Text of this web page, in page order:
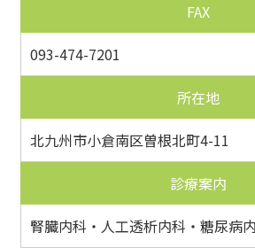
FAX
093-474-7201
所在地
北九州市小倉南区曽根北町4-11
診療案内
腎臓内科・人工透析内科・糖尿病